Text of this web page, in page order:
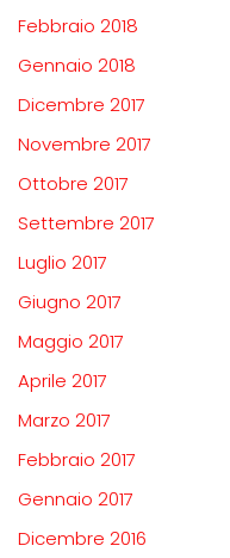
Febbraio 2018
Gennaio 2018
Dicembre 2017
Novembre 2017
Ottobre 2017
Settembre 2017
Luglio 2017
Giugno 2017
Maggio 2017
Aprile 2017
Marzo 2017
Febbraio 2017
Gennaio 2017
Dicembre 2016